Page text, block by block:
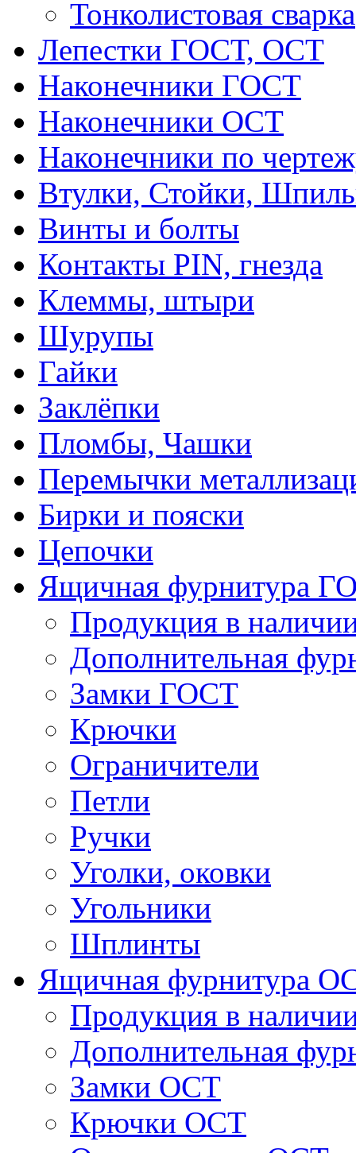
Тонколистовая сварка
Лепестки ГОСТ, ОСТ
Наконечники ГОСТ
Наконечники ОСТ
Наконечники по
Втулки, Стойки,
Винты и болты
Контакты PIN, гнезда
Клеммы, штыри
Шурупы
Гайки
Заклёпки
Пломбы, Чашки
Перемычки
Бирки и пояски
Цепочки
Ящичная фурнитура
Продукция в
Дополнительная
Замки ГОСТ
Крючки
Ограничители
Петли
Ручки
Уголки, оковки
Угольники
Шплинты
Ящичная фурнитура
Продукция в
Дополнительная
Замки ОСТ
Крючки ОСТ